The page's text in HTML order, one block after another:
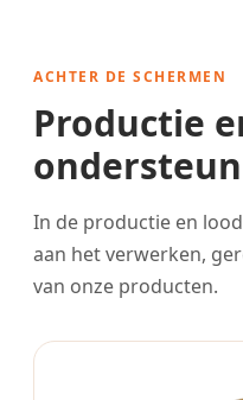
ACHTER DE SCHERMEN
Productie
In de productie en
aan het verwerken,
van onze producten.